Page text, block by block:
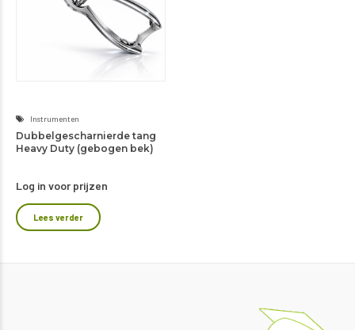
Instrumenten
Dubbelgescharnierde tang
Heavy Duty (gebogen bek)
Log in voor prijzen
Lees verder